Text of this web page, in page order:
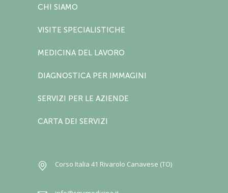
CHI SIAMO
VISITE SPECIALISTICHE
MEDICINA DEL LAVORO
DIAGNOSTICA PER IMMAGINI
SERVIZI PER LE AZIENDE
CARTA DEI SERVIZI
Corso Italia 41 Rivarolo Canavese (TO)